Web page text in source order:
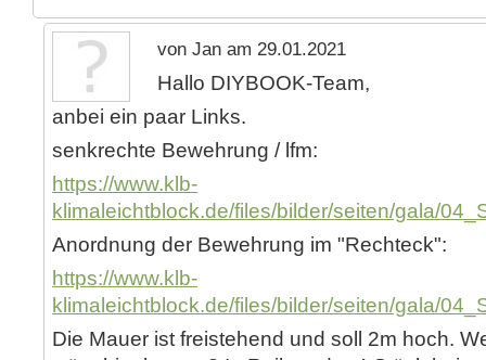
von Jan am 29.01.2021
Hallo DIYBOOK-Team,
anbei ein paar Links.
senkrechte Bewehrung / lfm:
https://www.klb-
klimaleichtblock.de/files/bilder/seiten/gala/
Anordnung der Bewehrung im "Rechteck":
https://www.klb-
klimaleichtblock.de/files/bilder/seiten/gala/
Die Mauer ist freistehend und soll 2m hoch.